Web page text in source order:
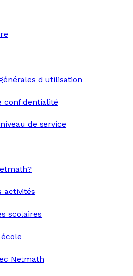
d'utilisation
confidentialité
de service
activités
scolaires
Netmath